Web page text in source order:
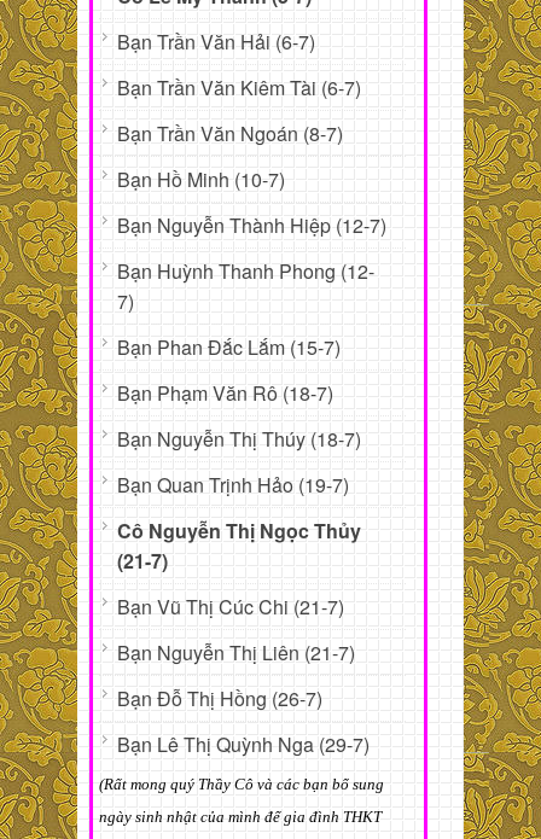
Bạn Trần Văn Hải (6-7)
Bạn Trần Văn Kiêm Tài (6-7)
Bạn Trần Văn Ngoán (8-7)
Bạn Hồ Minh (10-7)
Bạn Nguyễn Thành Hiệp (12-7)
Bạn Huỳnh Thanh Phong (12-
7)
Bạn Phan Đắc Lắm (15-7)
Bạn Phạm Văn Rô (18-7)
Bạn Nguyễn Thị Thúy (18-7)
Bạn Quan Trịnh Hảo (19-7)
Cô Nguyễn Thị Ngọc Thủy
(21-7)
Bạn Vũ Thị Cúc Chi (21-7)
Bạn Nguyễn Thị Liên (21-7)
Bạn Đỗ Thị Hồng (26-7)
Bạn Lê Thị Quỳnh Nga (29-7)
(Rất mong quý Thầy Cô và các bạn bổ sung
ngày sinh nhật của mình để gia đình THKT